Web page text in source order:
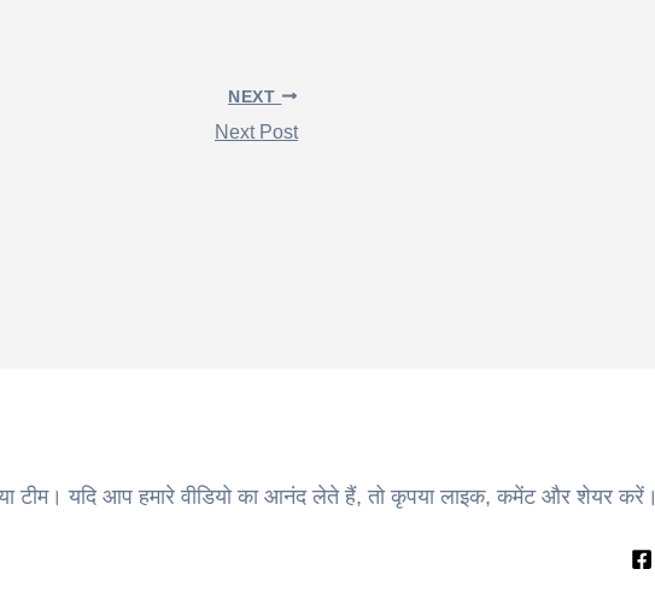
NEXT
Next Post
टीम। यदि आप हमारे वीडियो का आनंद लेते हैं, तो कृपया लाइक, कमेंट और शेयर करें।